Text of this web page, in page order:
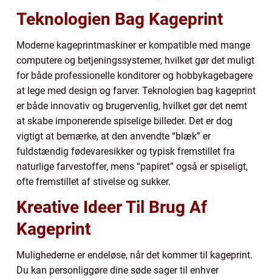
Teknologien Bag Kageprint
Moderne kageprintmaskiner er kompatible med mange
computere og betjeningssystemer, hvilket gør det muligt
for både professionelle konditorer og hobbykagebagere
at lege med design og farver. Teknologien bag kageprint
er både innovativ og brugervenlig, hvilket gør det nemt
at skabe imponerende spiselige billeder. Det er dog
vigtigt at bemærke, at den anvendte “blæk” er
fuldstændig fødevaresikker og typisk fremstillet fra
naturlige farvestoffer, mens “papiret” også er spiseligt,
ofte fremstillet af stivelse og sukker.
Kreative Ideer Til Brug Af
Kageprint
Mulighederne er endeløse, når det kommer til kageprint.
Du kan personliggøre dine søde sager til enhver